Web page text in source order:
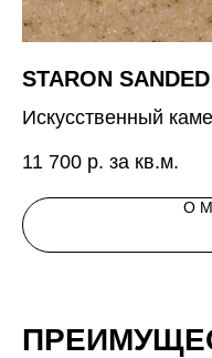
STARON
Искусственный
11 700 р. за кв.м.
О